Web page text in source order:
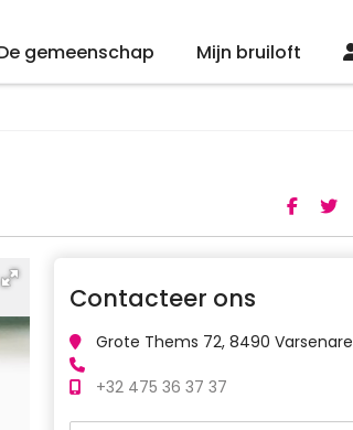
gemeenschap Mijn bruiloft
Contacteer ons
Grote Thems 72, 8490 Varsenare
+32 475 36 37 37